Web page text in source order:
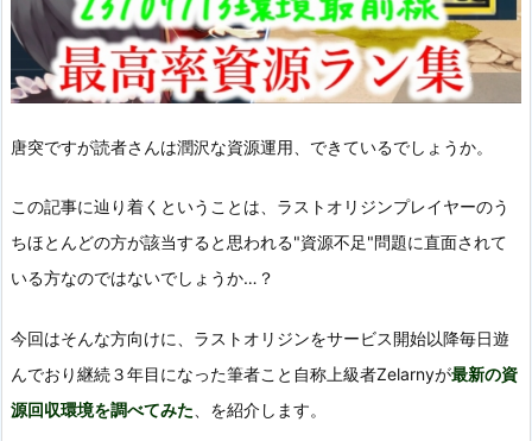
唐突ですが読者さんは潤沢な資源運用、できているでしょうか。
この記事に辿り着くということは、ラストオリジンプレイヤーのう
ちほとんどの方が該当すると思われる"資源不足"問題に直面されて
いる方なのではないでしょうか…？
今回はそんな方向けに、ラストオリジンをサービス開始以降毎日遊
んでおり継続３年目になった筆者こと自称上級者Zelarnyが最新の資
源回収環境を調べてみた 、を紹介します。